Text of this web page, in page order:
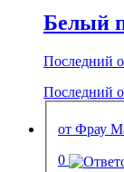
Белый
Последний
Последний
от Фрау
0